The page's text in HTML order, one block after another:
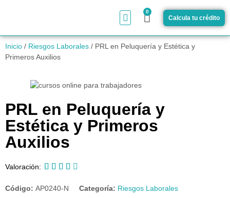
0
Calcula tu crédito
Inicio / Riesgos Laborales / PRL en Peluquería y Estética y
Primeros Auxilios
PRL en Peluquería y
Estética y Primeros
Auxilios
Valoración:     
Código: AP0240-N Categoría: Riesgos Laborales